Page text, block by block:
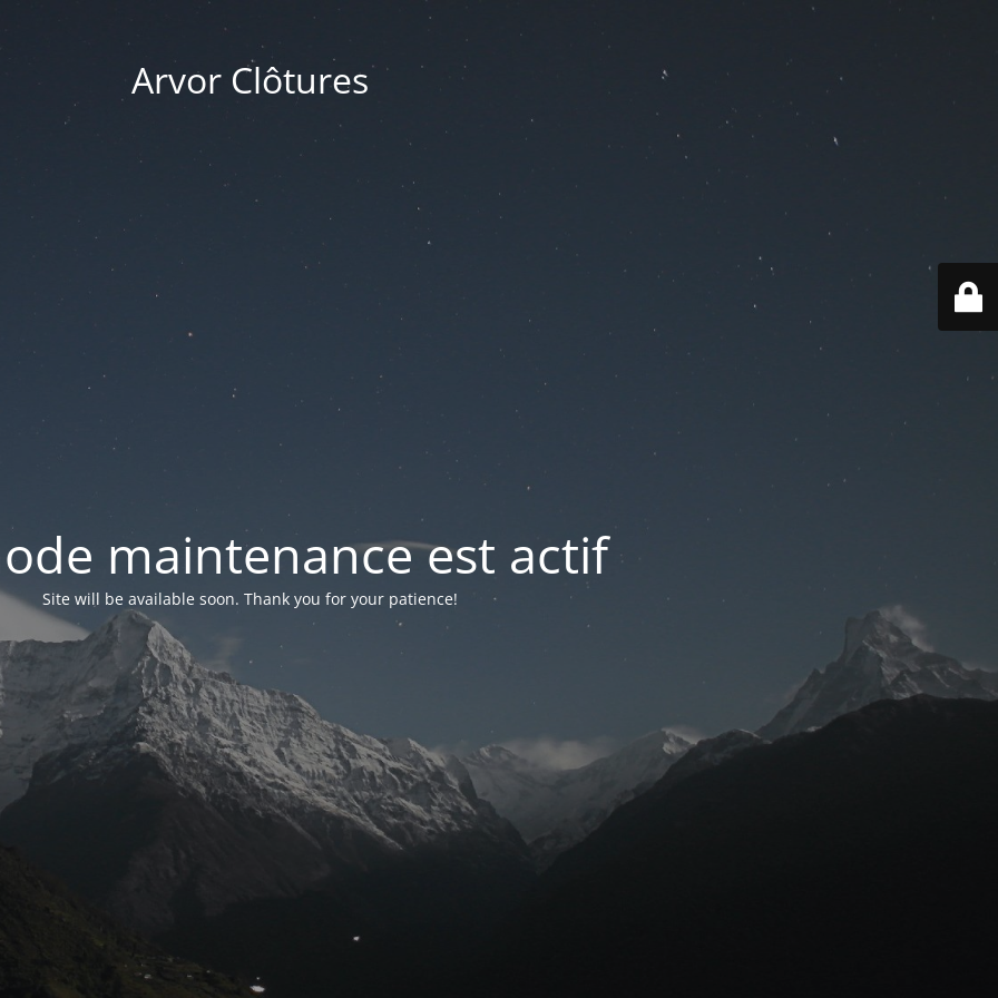
Arvor Clôtures
maintenance est actif
Site will be available soon. Thank you for your patience!